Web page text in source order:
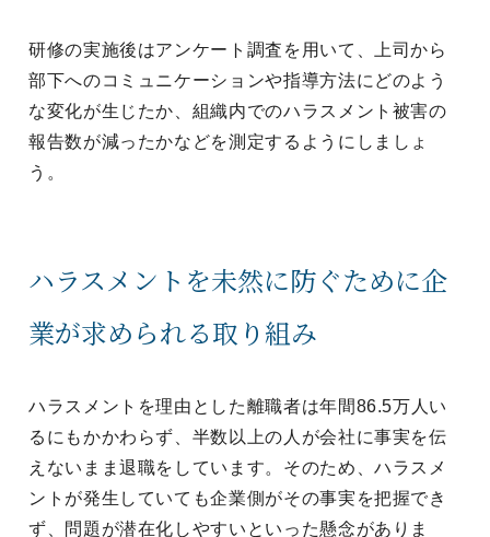
研修の実施後はアンケート調査を用いて、上司から
部下へのコミュニケーションや指導方法にどのよう
な変化が生じたか、組織内でのハラスメント被害の
報告数が減ったかなどを測定するようにしましょ
う。
ハラスメントを未然に防ぐために企
業が求められる取り組み
ハラスメントを理由とした離職者は年間86.5万人い
るにもかかわらず、半数以上の人が会社に事実を伝
えないまま退職をしています。そのため、ハラスメ
ントが発生していても企業側がその事実を把握でき
ず、問題が潜在化しやすいといった懸念がありま